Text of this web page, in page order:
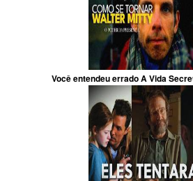
Você entendeu errado A Vida